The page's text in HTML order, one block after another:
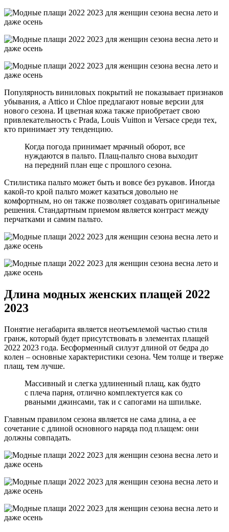
Популярность виниловых покрытий не показывает признаков
убывания, а Attico и Chloe предлагают новые версии для
нового сезона. И цветная кожа также приобретает свою
привлекательность с Prada, Louis Vuitton и Versace среди тех,
кто принимает эту тенденцию.
Когда погода принимает мрачный оборот, все
нуждаются в пальто. Плащ-пальто снова выходит
на передний план еще с прошлого сезона.
Стилистика пальто может быть и вовсе без рукавов. Иногда
какой-то крой пальто может казаться довольно не
комфортным, но он также позволяет создавать оригинальные
решения. Стандартным приемом является контраст между
перчатками и самим пальто.
Длина модных женских плащей 2022
2023
Понятие негабарита является неотъемлемой частью стиля
гранж, который будет присутствовать в элементах плащей
2022 2023 года. Бесформенный силуэт длиной от бедра до
колен – основные характеристики сезона. Чем толще и тверже
плащ, тем лучше.
Массивный и слегка удлиненный плащ, как будто
с плеча парня, отлично комплектуется как со
рваными джинсами, так и с сапогами на шпильке.
Главным правилом сезона является не сама длина, а ее
сочетание с длиной основного наряда под плащем: они
должны совпадать.